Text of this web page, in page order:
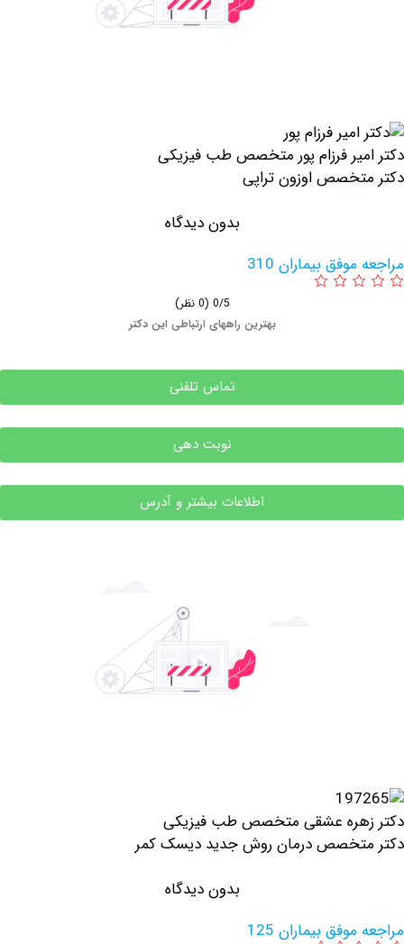
فرزام پور متخصص طب فیزیکی
اوزون تراپی
بدون دیدگاه
بیماران 310
بهترین راههای ارتباطی این دکتر
تماس تلفنی
نوبت دهی
اطلاعات بیشتر و آدرس
عشقی متخصص طب فیزیکی
درمان روش جدید دیسک کمر
بدون دیدگاه
بیماران 125